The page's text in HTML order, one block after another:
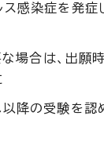
感染症を発
合は、出願
降の受験を認